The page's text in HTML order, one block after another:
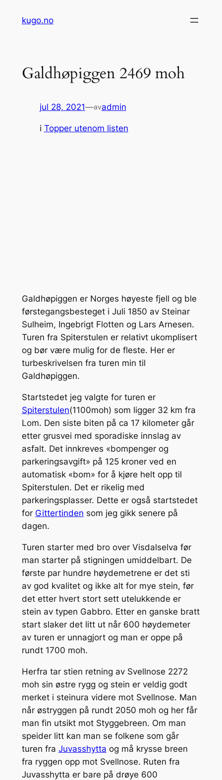
kugo.no
Galdhøpiggen 2469 moh
jul 28, 2021—avadmin
i Topper utenom listen
Galdhøpiggen er Norges høyeste fjell og ble
førstegangsbesteget i Juli 1850 av Steinar
Sulheim, Ingebrigt Flotten og Lars Arnesen.
Turen fra Spiterstulen er relativt ukomplisert
og bør være mulig for de fleste. Her er
turbeskrivelsen fra turen min til
Galdhøpiggen.
Startstedet jeg valgte for turen er
Spiterstulen(1100moh) som ligger 32 km fra
Lom. Den siste biten på ca 17 kilometer går
etter grusvei med sporadiske innslag av
asfalt. Det innkreves «bompenger og
parkeringsavgift» på 125 kroner ved en
automatisk «bom» for å kjøre helt opp til
Spiterstulen. Det er rikelig med
parkeringsplasser. Dette er også startstedet
for Gittertinden som jeg gikk senere på
dagen.
Turen starter med bro over Visdalselva før
man starter på stigningen umiddelbart. De
første par hundre høydemetrene er det sti
av god kvalitet og ikke alt for mye stein, før
det etter hvert stort sett utelukkende er
stein av typen Gabbro. Etter en ganske bratt
start slaker det litt ut når 600 høydemeter
av turen er unnagjort og man er oppe på
rundt 1700 moh.
Herfra tar stien retning av Svellnose 2272
moh sin østre rygg og stein er veldig godt
merket i steinura videre mot Svellnose. Man
når østryggen på rundt 2050 moh og her får
man fin utsikt mot Styggebreen. Om man
speider litt kan man se folkene som går
turen fra Juvasshytta og må krysse breen
fra ryggen opp mot Svellnose. Ruten fra
Juvasshytta er bare på drøye 600